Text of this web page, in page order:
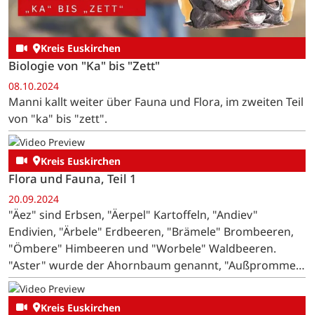
Kreis Euskirchen
Biologie von "Ka" bis "Zett"
08.10.2024
Manni kallt weiter über Fauna und Flora, im zweiten Teil
von "ka" bis "zett".
Kreis Euskirchen
Flora und Fauna, Teil 1
20.09.2024
"Äez" sind Erbsen, "Äerpel" Kartoffeln, "Andiev"
Endivien, "Ärbele" Erdbeeren, "Brämele" Brombeeren,
"Ömbere" Himbeeren und "Worbele" Waldbeeren.
"Aster" wurde der Ahornbaum genannt, "Außpromme"
sommerreife Pflaumen, wegen abführender Wirkung
auch "Dresspromme". …
Kreis Euskirchen